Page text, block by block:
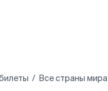
Все страны мира